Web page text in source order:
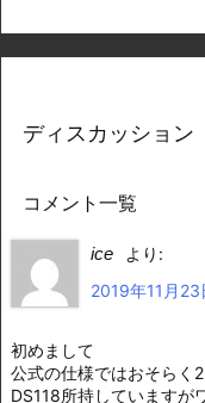
ディスカッション
コメント一覧
ice
より:
2019年11月
初めまして
公式の仕様ではおそらく
DS118所持していますが